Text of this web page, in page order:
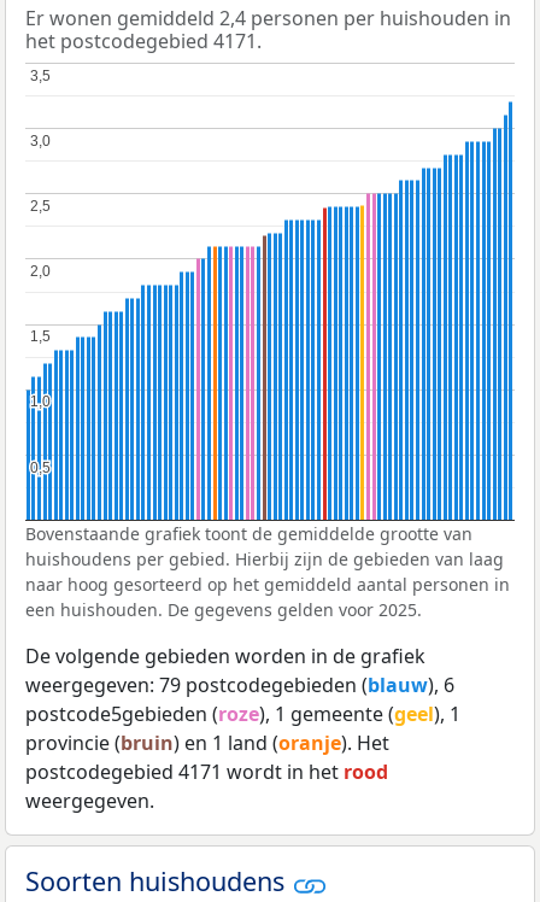
Er wonen gemiddeld 2,4 personen per huishouden in
het postcodegebied 4171.
0,5
0,5
1,0
1,0
1,5
1,5
2,0
2,0
2,5
2,5
3,0
3,0
3,5
3,5
Bovenstaande grafiek toont de gemiddelde grootte van
huishoudens per gebied. Hierbij zijn de gebieden van laag
naar hoog gesorteerd op het gemiddeld aantal personen in
een huishouden. De gegevens gelden voor 2025.
De volgende gebieden worden in de grafiek
weergegeven: 79 postcodegebieden (blauw), 6
postcode5gebieden (roze), 1 gemeente (geel), 1
provincie (bruin) en 1 land (oranje). Het
postcodegebied 4171 wordt in het rood
weergegeven.
Soorten huishoudens